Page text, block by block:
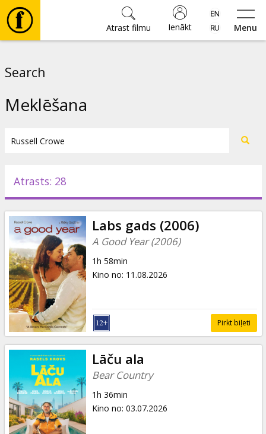
Menu
Ienākt
Atrast filmu
Pasākumi
Ziņas
Dāvanu
kartes
Uzkodas
B2B
Kino
Klubs
Search
Meklēšana
Atrasts: 28
Labs gads (2006)
A Good Year (2006)
1h 58min
Kino no: 11.08.2026
Pirkt biļeti
Lāču ala
Bear Country
1h 36min
Kino no: 03.07.2026